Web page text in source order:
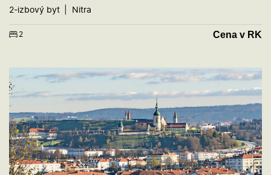
2-izbový byt
Nitra
2 Cena v RK